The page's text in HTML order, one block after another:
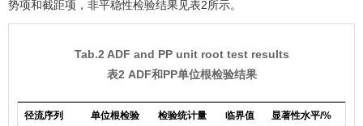
势项和截距项，非平稳性检验结果见表2所示。
Tab.2 ADF and PP unit root test results
表2 ADF和PP单位根检验结果
径流序列 单位根检验 检验统计量 临界值 显著性水平/%